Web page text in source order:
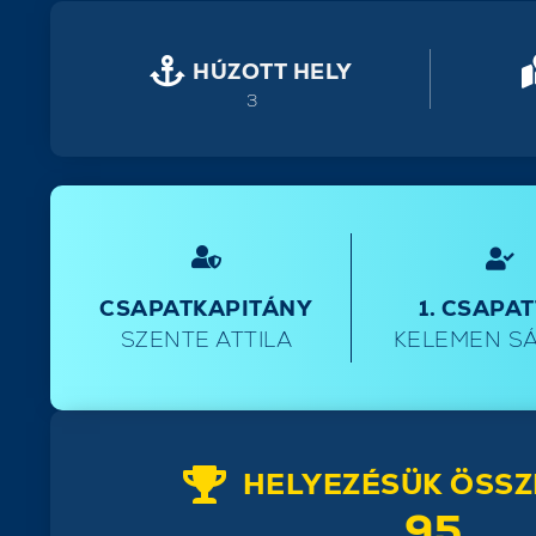
HÚZOTT HELY
3
CSAPATKAPITÁNY
SZENTE ATTILA
1.
KELEMEN
HELYEZÉSÜK